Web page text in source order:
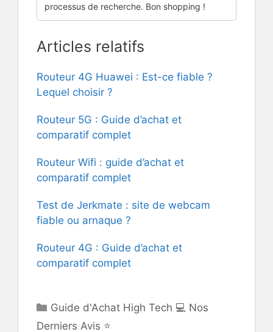
processus de recherche. Bon shopping !
Articles relatifs
Routeur 4G Huawei : Est-ce fiable ?
Lequel choisir ?
Routeur 5G : Guide d’achat et
comparatif complet
Routeur Wifi : guide d’achat et
comparatif complet
Test de Jerkmate : site de webcam
fiable ou arnaque ?
Routeur 4G : Guide d’achat et
comparatif complet
Catégories
Guide d'Achat High Tech 💻 Nos
Derniers Avis ⭐